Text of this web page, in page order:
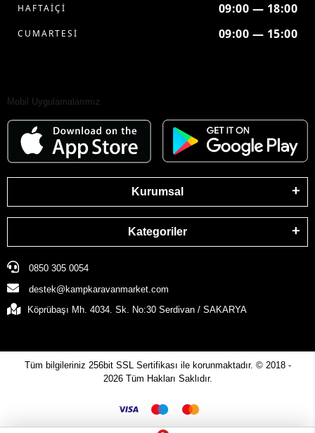
HAFTAİÇİ 09:00 — 18:00
CUMARTESİ 09:00 — 15:00
Mobil Uygulamalarımız
Kurumsal
Kategoriler
0850 305 0054
destek@kampkaravanmarket.com
Köprübaşı Mh. 4034. Sk. No:30 Serdivan / SAKARYA
Tüm bilgileriniz 256bit SSL Sertifikası ile korunmaktadır. © 2018 -
2026 Tüm Hakları Saklıdır.